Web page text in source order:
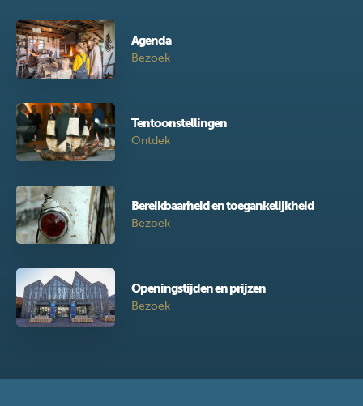
Agenda
Bezoek
Tentoonstellingen
Ontdek
Bereikbaarheid en toegankelijkheid
Bezoek
Openingstijden en prijzen
Bezoek